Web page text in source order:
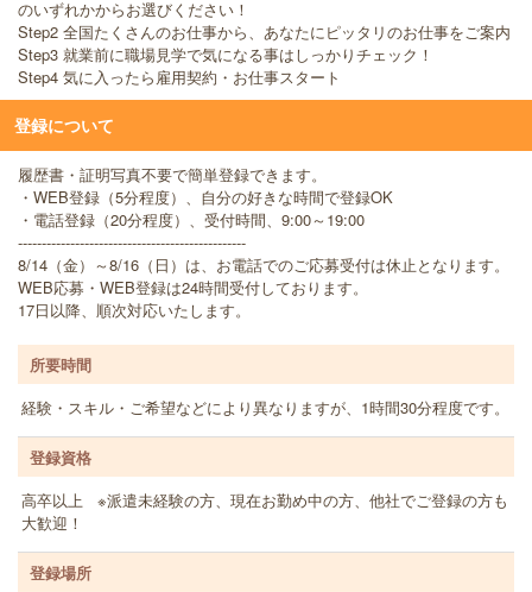
のいずれかからお選びください！
Step2 全国たくさんのお仕事から、あなたにピッタリのお仕事をご案内
Step3 就業前に職場見学で気になる事はしっかりチェック！
Step4 気に入ったら雇用契約・お仕事スタート
登録について
履歴書・証明写真不要で簡単登録できます。
・WEB登録（5分程度）、自分の好きな時間で登録OK
・電話登録（20分程度）、受付時間、9:00～19:00
------------------------------------------------
8/14（金）～8/16（日）は、お電話でのご応募受付は休止となります。
WEB応募・WEB登録は24時間受付しております。
17日以降、順次対応いたします。
所要時間
経験・スキル・ご希望などにより異なりますが、1時間30分程度です。
登録資格
高卒以上 ※派遣未経験の方、現在お勤め中の方、他社でご登録の方も
大歓迎！
登録場所